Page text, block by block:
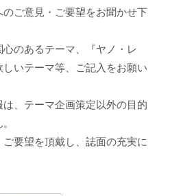
のご意見・ご要望をお聞かせ下
心のあるテーマ、『ヤノ・レ
いテーマ等、ご記入をお願い
、テーマ企画策定以外の目的
要望を頂戴し、誌面の充実に